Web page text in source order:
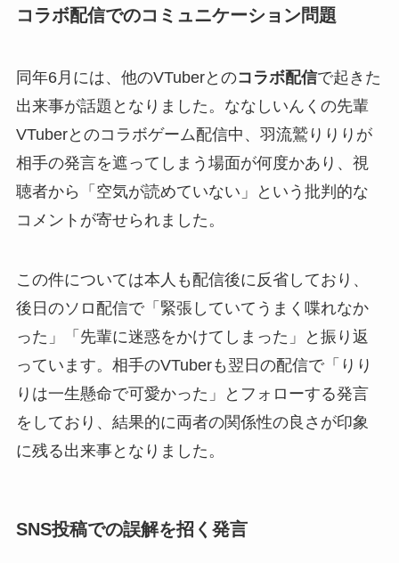
コラボ配信でのコミュニケーション問題
同年6月には、他のVTuberとのコラボ配信で起きた
出来事が話題となりました。ななしいんくの先輩
VTuberとのコラボゲーム配信中、羽流鷲りりりが
相手の発言を遮ってしまう場面が何度かあり、視
聴者から「空気が読めていない」という批判的な
コメントが寄せられました。
この件については本人も配信後に反省しており、
後日のソロ配信で「緊張していてうまく喋れなか
った」「先輩に迷惑をかけてしまった」と振り返
っています。相手のVTuberも翌日の配信で「りり
りは一生懸命で可愛かった」とフォローする発言
をしており、結果的に両者の関係性の良さが印象
に残る出来事となりました。
SNS投稿での誤解を招く発言